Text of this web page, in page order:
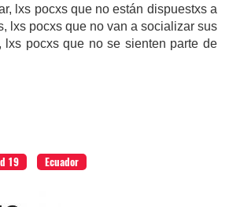
lxs pocxs que no están dispuestxs a
l xs pocxs que no van a socializar sus
lxs pocxs que no se sienten parte de
19 Ecuador